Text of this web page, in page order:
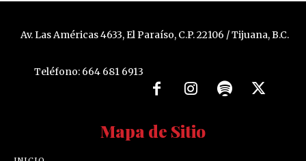
Av. Las Américas 4633, El Paraíso, C.P. 22106 / Tijuana, B.C.
Teléfono: 664 681 6913
Mapa de Sitio